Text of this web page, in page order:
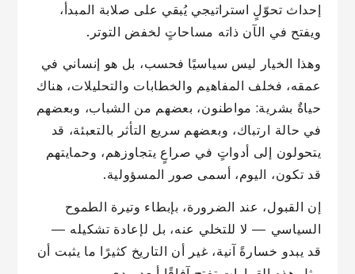
إحداث تحوّلٍ استراتيجي يُبقي على صلابة المبدأ،
ويفتح في الآن ذاته مساحاتٍ لخفض التوتر.
وهذا الخيار ليس سياسيًا فحسب، بل هو إنساني في
عمقه، فخلف المفاهيم والخطابات والتحليلات، هناك
حياةٌ بشرية: مواطنون، بعضهم من الشباب، وبعضهم
في حالة ارتباك، وبعضهم سريع التأثر بالتعبئة، قد
يتحولون إلى أدواتٍ في صراعٍ يتجاوزهم، وحمايتهم
قد تكون، اليوم، أسمى صور المسؤولية.
إن القبول، عند الضرورة، بإبطاء وتيرة الطموح
السياسي — لا للتخلي عنه، بل لإعادة تشكيله —
قد يبدو خسارةً آنية، غير أن التاريخ كثيرًا ما يثبت أن